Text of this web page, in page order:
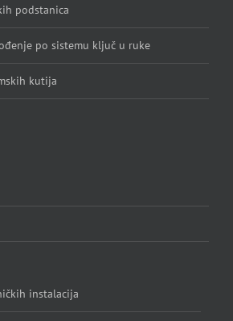
podstanica
po sistemu ključ u ruke
kutija
instalacija